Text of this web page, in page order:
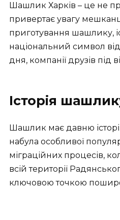
Шашлик Харків – це не
привертає увагу
приготування шашлику,
національний символ
дня, компанії друзів
Історія
Шашлик має давню
набула особливої
міграційних процесів,
всій території
ключовою точкою